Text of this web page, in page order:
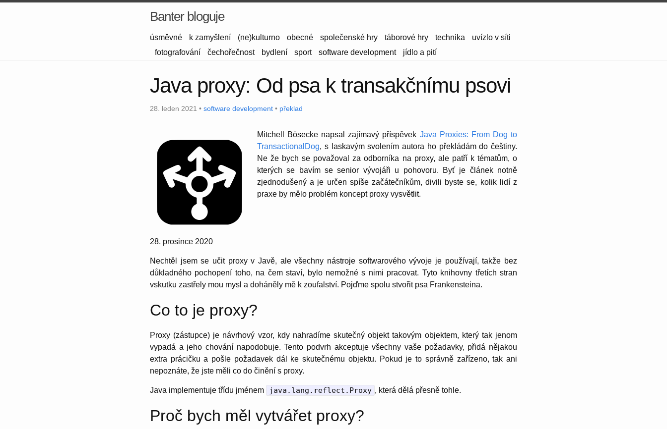
Banter bloguje
úsměvné k zamyšlení (ne)kulturno obecné společenské hry táborové hry technika
uvízlo v síti
fotografování
čechořečnost bydlení sport software development jídlo a pití
Java proxy: Od psa k transakčnímu psovi
28. leden 2021 • software development • překlad
Mitchell Bösecke napsal zajímavý příspěvek Java Proxies: From Dog to
TransactionalDog, s laskavým svolením autora ho překládám do češtiny.
Ne že bych se považoval za odborníka na proxy, ale patří k tématům, o
kterých se bavím se senior vývojáři u pohovoru. Byť je článek notně
zjednodušený a je určen spíše začátečníkům, divili byste se, kolik lidí z
praxe by mělo problém koncept proxy vysvětlit.
28. prosince 2020
Nechtěl jsem se učit proxy v Javě, ale všechny nástroje softwarového vývoje je používají, takže bez
důkladného pochopení toho, na čem staví, bylo nemožné s nimi pracovat. Tyto knihovny třetích stran
vskutku zastřely mou mysl a doháněly mě k zoufalství. Pojďme spolu stvořit psa Frankensteina.
Co to je proxy?
Proxy (zástupce) je návrhový vzor, kdy nahradíme skutečný objekt takovým objektem, který tak jenom
vypadá a jeho chování napodobuje. Tento podvrh akceptuje všechny vaše požadavky, přidá nějakou
extra prácičku a pošle požadavek dál ke skutečnému objektu. Pokud je to správně zařízeno, tak ani
nepoznáte, že jste měli co do činění s proxy.
Java implementuje třídu jménem java.lang.reflect.Proxy , která dělá přesně tohle.
Proč bych měl vytvářet proxy?